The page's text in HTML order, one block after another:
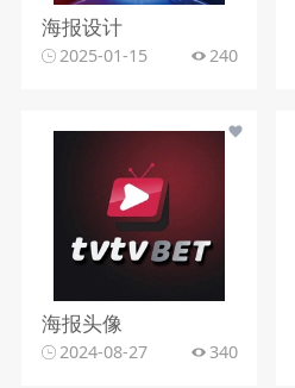
海报设计
2025-01-15 240
海报头像
2024-08-27 340